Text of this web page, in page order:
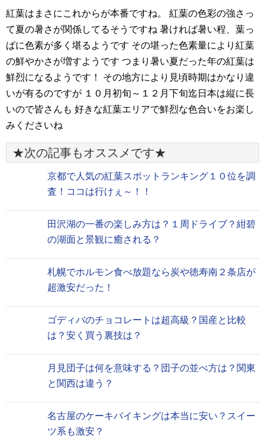
紅葉はまさにこれからが本番ですね。 紅葉の色彩の強さっ
て夏の暑さが関係してるそうですね 暑ければ暑い程、葉っ
ぱに色素が多く堪るようです その堪った色素量により紅葉
の鮮やかさが増すようです つまり暑い夏だった年の紅葉は
鮮烈になるようです！ その地方により見頃時期はかなり違
いが有るのですが １０月初旬～１２月下旬迄日本は縦に長
いので皆さんも 好きな紅葉エリアで鮮烈な色合いをお楽し
みくださいね
★次の記事もオススメです★
京都で人気の紅葉スポットランキング１０位を調
査！ココは行けぇ～！！
田沢湖の一番の楽しみ方は？１周ドライブ？紺碧
の湖面と景観に癒される？
札幌でホルモン食べ放題なら炭や徳寿南２条店が
超激安だった！
ゴディバのチョコレートは超高級？国産と比較
は？安く買う裏技は？
月見団子は何を意味する？団子の並べ方は？関東
と関西は違う？
名古屋のケーキバイキングは本当に安い？スイー
ツ系も激安？